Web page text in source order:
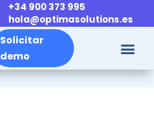
+34 900 373 995
hola@optimasolutions.es
Solicitar
demo